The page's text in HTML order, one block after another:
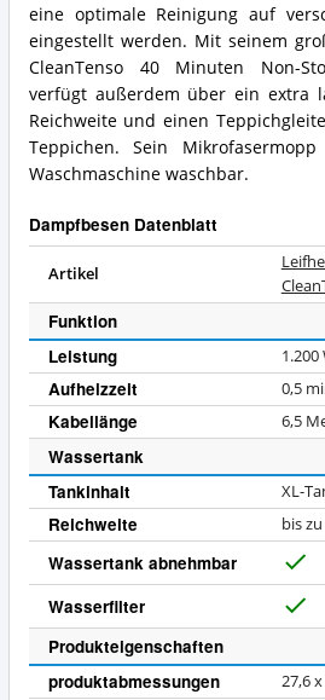
eine optimale Reinigung auf
eingestellt werden. Mit seinem
CleanTenso 40 Minuten Non-
verfügt außerdem über ein extra
Reichweite und einen
Teppichen. Sein
Waschmaschine waschbar.
Dampfbesen Datenblatt
Artikel
Funktion
Leistung
1.200
Aufheizzeit 0,5
Kabellänge 6,5
Wassertank
Tankinhalt
XL-
Reichweite bis
Wassertank abnehmbar
Wasserfilter
Produkteigenschaften
produktabmessungen
27,6